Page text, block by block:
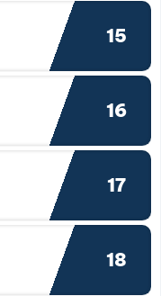
15
16
17
18